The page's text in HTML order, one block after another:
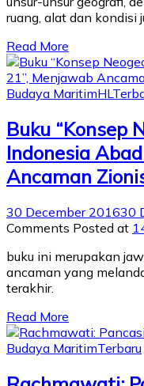
ruang, alat dan kondisi
Read More
Budaya MaritimHL
Buku “Konsep
Indonesia
Ancaman
30 December 201630
Comments Posted at
buku ini merupakan
ancaman yang
terakhir.
Read More
Budaya MaritimTerbaru